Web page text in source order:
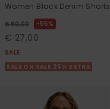
Women Black Denim Shorts
€ 60,00 55%
€ 27,00
SALE
SALE ON SALE 25% EXTRA